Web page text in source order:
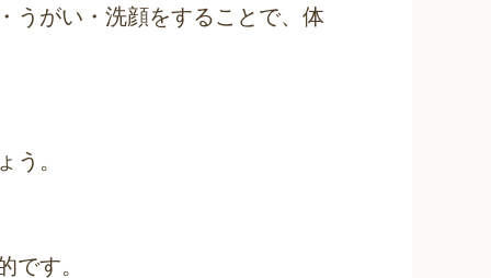
うがい・洗顔をすることで、体
う。
です。